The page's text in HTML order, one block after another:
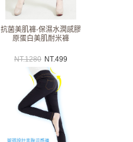
抗菌美肌褲-保濕水潤感膠
原蛋白美肌耐米褲
NT.1280 NT.499